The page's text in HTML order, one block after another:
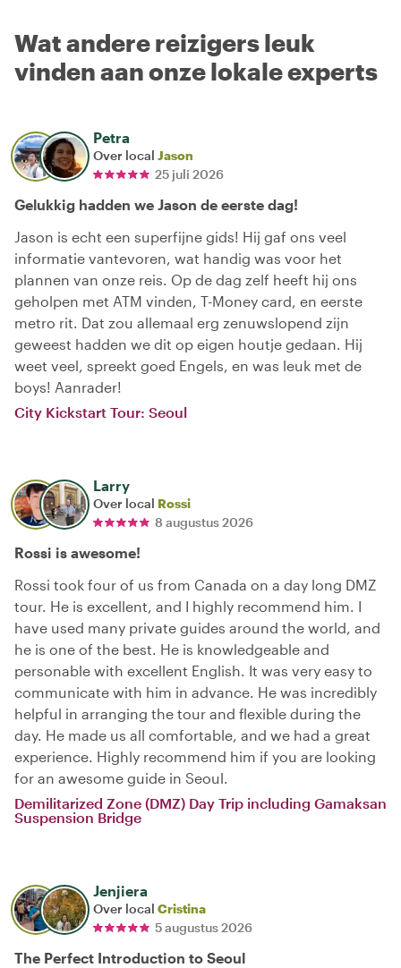
Wat andere reizigers leuk
vinden aan onze lokale experts
Petra
Over local Jason
25 juli 2026
Gelukkig hadden we Jason de eerste dag!
Jason is echt een superfijne gids! Hij gaf ons veel
informatie vantevoren, wat handig was voor het
plannen van onze reis. Op de dag zelf heeft hij ons
geholpen met ATM vinden, T-Money card, en eerste
metro rit. Dat zou allemaal erg zenuwslopend zijn
geweest hadden we dit op eigen houtje gedaan. Hij
weet veel, spreekt goed Engels, en was leuk met de
boys! Aanrader!
City Kickstart Tour: Seoul
Larry
Over local Rossi
8 augustus 2026
Rossi is awesome!
Rossi took four of us from Canada on a day long DMZ
tour. He is excellent, and I highly recommend him. I
have used many private guides around the world, and
he is one of the best. He is knowledgeable and
personable with excellent English. It was very easy to
communicate with him in advance. He was incredibly
helpful in arranging the tour and flexible during the
day. He made us all comfortable, and we had a great
experience. Highly recommend him if you are looking
for an awesome guide in Seoul.
Demilitarized Zone (DMZ) Day Trip including Gamaksan
Suspension Bridge
Jenjiera
Over local Cristina
5 augustus 2026
The Perfect Introduction to Seoul